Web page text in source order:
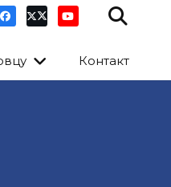
Контакт